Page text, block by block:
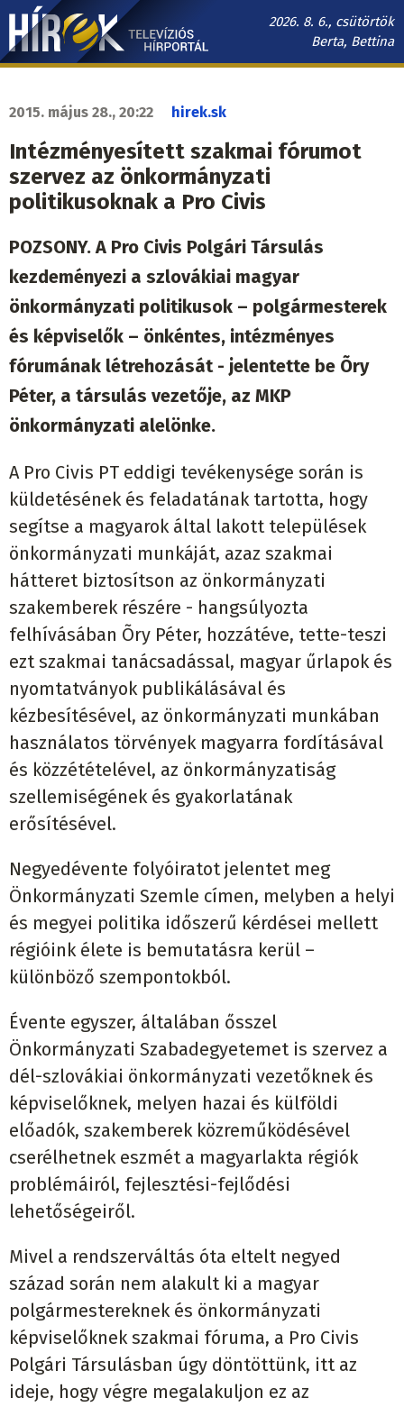
Ugrás
tartalomra
2026. 8. 6., csütörtök
Berta, Bettina
Hírek.sk
navigáció
2015. május 28., 20:22 hirek.sk
Intézményesített szakmai fórumot
szervez az önkormányzati
politikusoknak a Pro Civis
POZSONY. A Pro Civis Polgári Társulás
kezdeményezi a szlovákiai magyar
önkormányzati politikusok – polgármesterek
és képviselők – önkéntes, intézményes
fórumának létrehozását - jelentette be Õry
Péter, a társulás vezetője, az MKP
önkormányzati alelönke.
A Pro Civis PT eddigi tevékenysége során is
küldetésének és feladatának tartotta, hogy
segítse a magyarok által lakott települések
önkormányzati munkáját, azaz szakmai
hátteret biztosítson az önkormányzati
szakemberek részére - hangsúlyozta
felhívásában Õry Péter, hozzátéve, tette-teszi
ezt szakmai tanácsadással, magyar űrlapok és
nyomtatványok publikálásával és
kézbesítésével, az önkormányzati munkában
használatos törvények magyarra fordításával
és közzétételével, az önkormányzatiság
szellemiségének és gyakorlatának
erősítésével.
Negyedévente folyóiratot jelentet meg
Önkormányzati Szemle címen, melyben a helyi
és megyei politika időszerű kérdései mellett
régióink élete is bemutatásra kerül –
különböző szempontokból.
Évente egyszer, általában ősszel
Önkormányzati Szabadegyetemet is szervez a
dél-szlovákiai önkormányzati vezetőknek és
képviselőknek, melyen hazai és külföldi
előadók, szakemberek közreműködésével
cserélhetnek eszmét a magyarlakta régiók
problémáiról, fejlesztési-fejlődési
lehetőségeiről.
Mivel a rendszerváltás óta eltelt negyed
század során nem alakult ki a magyar
polgármestereknek és önkormányzati
képviselőknek szakmai fóruma, a Pro Civis
Polgári Társulásban úgy döntöttünk, itt az
ideje, hogy végre megalakuljon ez az